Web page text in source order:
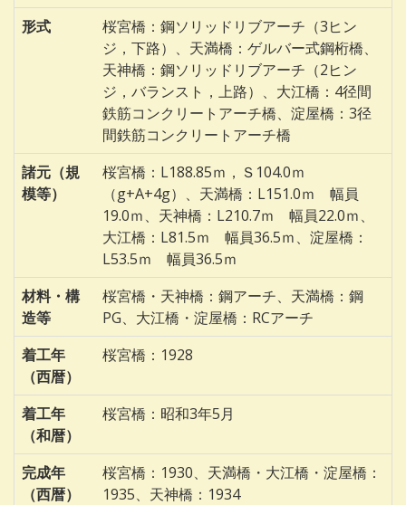
形式
桜宮橋：鋼ソリッドリブアーチ（3ヒン
ジ，下路）、天満橋：ゲルバー式鋼桁橋、
天神橋：鋼ソリッドリブアーチ（2ヒン
ジ，バランスト，上路）、大江橋：4径間
鉄筋コンクリートアーチ橋、淀屋橋：3径
間鉄筋コンクリートアーチ橋
諸元（規
模等）
桜宮橋：L188.85ｍ，Ｓ104.0ｍ
（g+A+4g）、天満橋：L151.0ｍ 幅員
19.0ｍ、天神橋：L210.7ｍ 幅員22.0ｍ、
大江橋：L81.5ｍ 幅員36.5ｍ、淀屋橋：
L53.5ｍ 幅員36.5ｍ
材料・構
造等
桜宮橋・天神橋：鋼アーチ、天満橋：鋼
PG、大江橋・淀屋橋：RCアーチ
着工年
（西暦）
桜宮橋：1928
着工年
（和暦）
桜宮橋：昭和3年5月
完成年
（西暦）
桜宮橋：1930、天満橋・大江橋・淀屋橋：
1935、天神橋：1934